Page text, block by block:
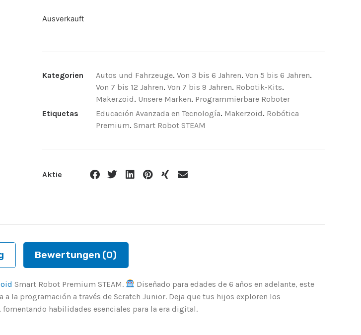
Ausverkauft
Kategorien Autos und Fahrzeuge. Von 3 bis 6 Jahren. Von 5 bis 6 Jahren.
Von 7 bis 12 Jahren. Von 7 bis 9 Jahren. Robotik-Kits.
Makerzoid. Unsere Marken. Programmierbare Roboter
Etiquetas
Educación Avanzada en Tecnología. Makerzoid. Robótica
Premium. Smart Robot STEAM
Aktie
Bewertungen (0)
Smart Robot Premium STEAM.
Diseñado para edades de 6 años en adelante, este
programación a través de Scratch Junior. Deja que tus hijos exploren los
habilidades esenciales para la era digital.